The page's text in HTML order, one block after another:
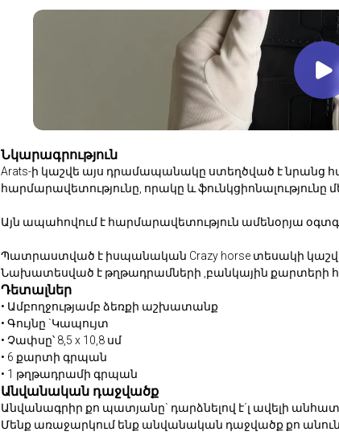
Նկարագրություն
Arats-ի կաշվե այս դրամապանակը ստեղծված է նրանց
հարմարավետությունը, որակը և ֆունկցիոնալությունը
Այն ապահովում է հարմարավետություն ամենօրյա
Պատրաստված է իսպանական Crazy horse տեսակի
Նախատեսված է թղթադրամների ,բանկային քարտերի
Դետալներ
• Ամբողջությամբ ձեռքի աշխատանք
• ⁠Գույնը `Կապույտ
• Չափսը՝ 8,5 x 10,8 սմ
• 6 քարտի գրպան
• ⁠1 թղթադրամի գրպան
Անվանական դաջվածք
Անվանագրիր քո պատյանը` դարձնելով է´լ ավելի
Մենք առաջարկում ենք անվանական դաջվածք քո